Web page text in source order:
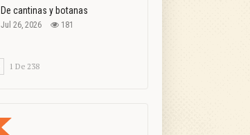
De cantinas y botanas
Jul 26, 2026 181
1 De 238